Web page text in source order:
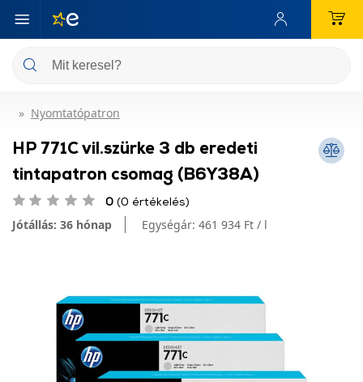
Nyomtatópatron
HP 771C vil.szürke 3 db eredeti
tintapatron csomag (B6Y38A)
0 (0 értékelés)
Jótállás: 36 hónap Egységár: 461 934 Ft / l